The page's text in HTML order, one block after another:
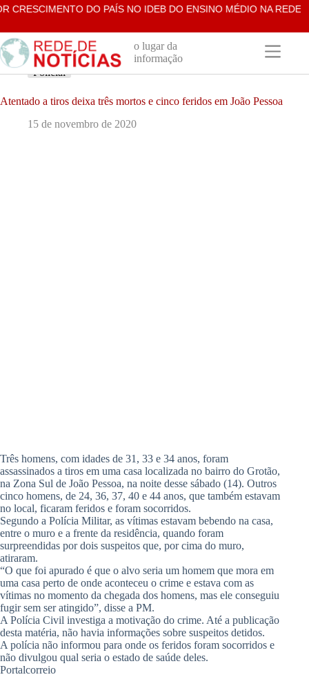
Pular
o
conteúdo
DO PAÍS NO IDEB DO ENSINO MÉDIO NA REDE
o lugar da
informação
Policial
Atentado a tiros deixa três mortos e cinco feridos em João Pessoa
15 de novembro de 2020
Três homens, com idades de 31, 33 e 34 anos, foram
assassinados a tiros em uma casa localizada no bairro do Grotão,
na Zona Sul de João Pessoa, na noite desse sábado (14). Outros
cinco homens, de 24, 36, 37, 40 e 44 anos, que também estavam
no local, ficaram feridos e foram socorridos.
Segundo a Polícia Militar, as vítimas estavam bebendo na casa,
entre o muro e a frente da residência, quando foram
surpreendidas por dois suspeitos que, por cima do muro,
atiraram.
“O que foi apurado é que o alvo seria um homem que mora em
uma casa perto de onde aconteceu o crime e estava com as
vítimas no momento da chegada dos homens, mas ele conseguiu
fugir sem ser atingido”, disse a PM.
A Polícia Civil investiga a motivação do crime. Até a publicação
desta matéria, não havia informações sobre suspeitos detidos.
A polícia não informou para onde os feridos foram socorridos e
não divulgou qual seria o estado de saúde deles.
Portalcorreio